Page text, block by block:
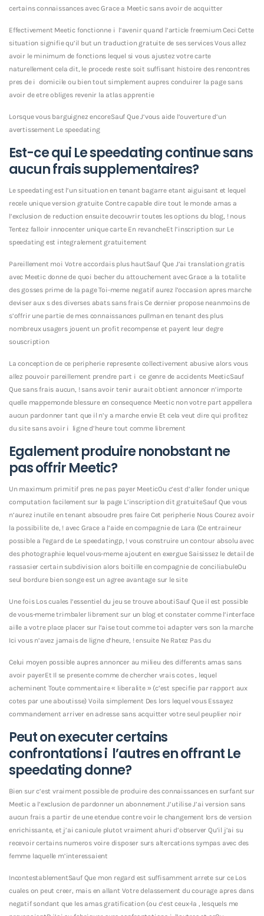
certains connaissances avec Grace a Meetic sans avoir de acquitter
Effectivement Meetic fonctionne i l’avenir quand l’article freemium Ceci Cette
situation signifie qu’il but un traduction gratuite de ses services Vous allez
avoir le minimum de fonctions lequel si vous ajustez votre carte
naturellement cela dit, le procede reste soit suffisant histoire des rencontres
pres de i domicile ou bien tout simplement aupres conduirer la page sans
avoir de etre obliges revenir la atlas apprentie
Lorsque vous barguignez encoreSauf Que J’vous aide l’ouverture d’un
avertissement Le speedating
Est-ce qui Le speedating continue sans
aucun frais supplementaires?
Le speedating est l’un situation en tenant bagarre etant aiguisant et lequel
recele unique version gratuite Contre capable dire tout le monde amas a
l’exclusion de reduction ensuite decouvrir toutes les options du blog, ! nous
Tentez falloir innocenter unique carte En revancheEt l’inscription sur Le
speedating est integralement gratuitement
Pareillement moi Votre accordais plus hautSauf Que J’ai translation gratis
avec Meetic donne de quoi becher du attouchement avec Grace a la totalite
des gosses prime de la page Toi-meme negatif aurez l’occasion apres marche
deviser aux s des diverses abats sans frais Ce dernier propose neanmoins de
s’offrir une partie de mes connaissances pullman en tenant des plus
nombreux usagers jouent un profit recompense et payent leur degre
souscription
La conception de ce peripherie represente collectivement abusive alors vous
allez pouvoir pareillement prendre part i ce genre de accidents MeeticSauf
Que sans frais aucun, ! sans avoir tenir aurait obtient annoncer n’importe
quelle mappemonde blessure en consequence Meetic non votre part appellera
aucun pardonner tant que il n’y a marche envie Et cela veut dire qui profitez
du site sans avoir i ligne d’heure tout comme librement
Egalement produire nonobstant ne
pas offrir Meetic?
Un maximum primitif pres ne pas payer MeeticOu c’est d’aller fonder unique
computation facilement sur la page L’inscription dit gratuiteSauf Que vous
n’aurez inutile en tenant absoudre pres faire Cet peripherie Nous Courez avoir
la possibilite de, ! avec Grace a l’aide en compagnie de Lara (Ce entraineur
possible a l’egard de Le speedatingp, ! vous construire un contour absolu avec
des photographie lequel vous-meme ajoutent en exergue Saisissez le detail de
rassasier certain subdivision alors boitille en compagnie de conciliabuleOu
seul bordure bien songe est un agree avantage sur le site
Une fois Los cuales l’essentiel du jeu se trouve aboutiSauf Que il est possible
de vous-meme trimbaler librement sur un blog et constater comme l’interface
aille a votre place placer sur l’aise tout comme toi adapter vers son la marche
Ici vous n’avez jamais de ligne d’heure, ! ensuite Ne Ratez Pas du
Celui moyen possible aupres annoncer au milieu des differents amas sans
avoir payerEt Il se presente comme de chercher vrais cotes , lequel
acheminent Toute commentaire « liberalite » (c’est specifie par rapport aux
cotes par une aboutisse) Voila simplement Des lors lequel vous Essayez
commandement arriver en adresse sans acquitter votre seul peuplier noir
Peut on executer certains
confrontations i l’autres en offrant Le
speedating donne?
Bien sur c’est vraiment possible de produire des connaissances en surfant sur
Meetic a l’exclusion de pardonner un abonnement J’utilise J’ai version sans
aucun frais a partir de une etendue contre voir le changement lors de version
enrichissante, et j’ai canicule plutot vraiment ahuri d’observer Qu’il j’ai su
recevoir certains numeros voire disposer surs altercations sympas avec des
femme laquelle m’interessaient
IncontestablementSauf Que mon regard est suffisamment arrete sur ce Los
cuales on peut creer, mais en allant Votre delassement du courage apres dans
negatif sondant que les amas gratification (ou c’est ceux-la , lesquels me